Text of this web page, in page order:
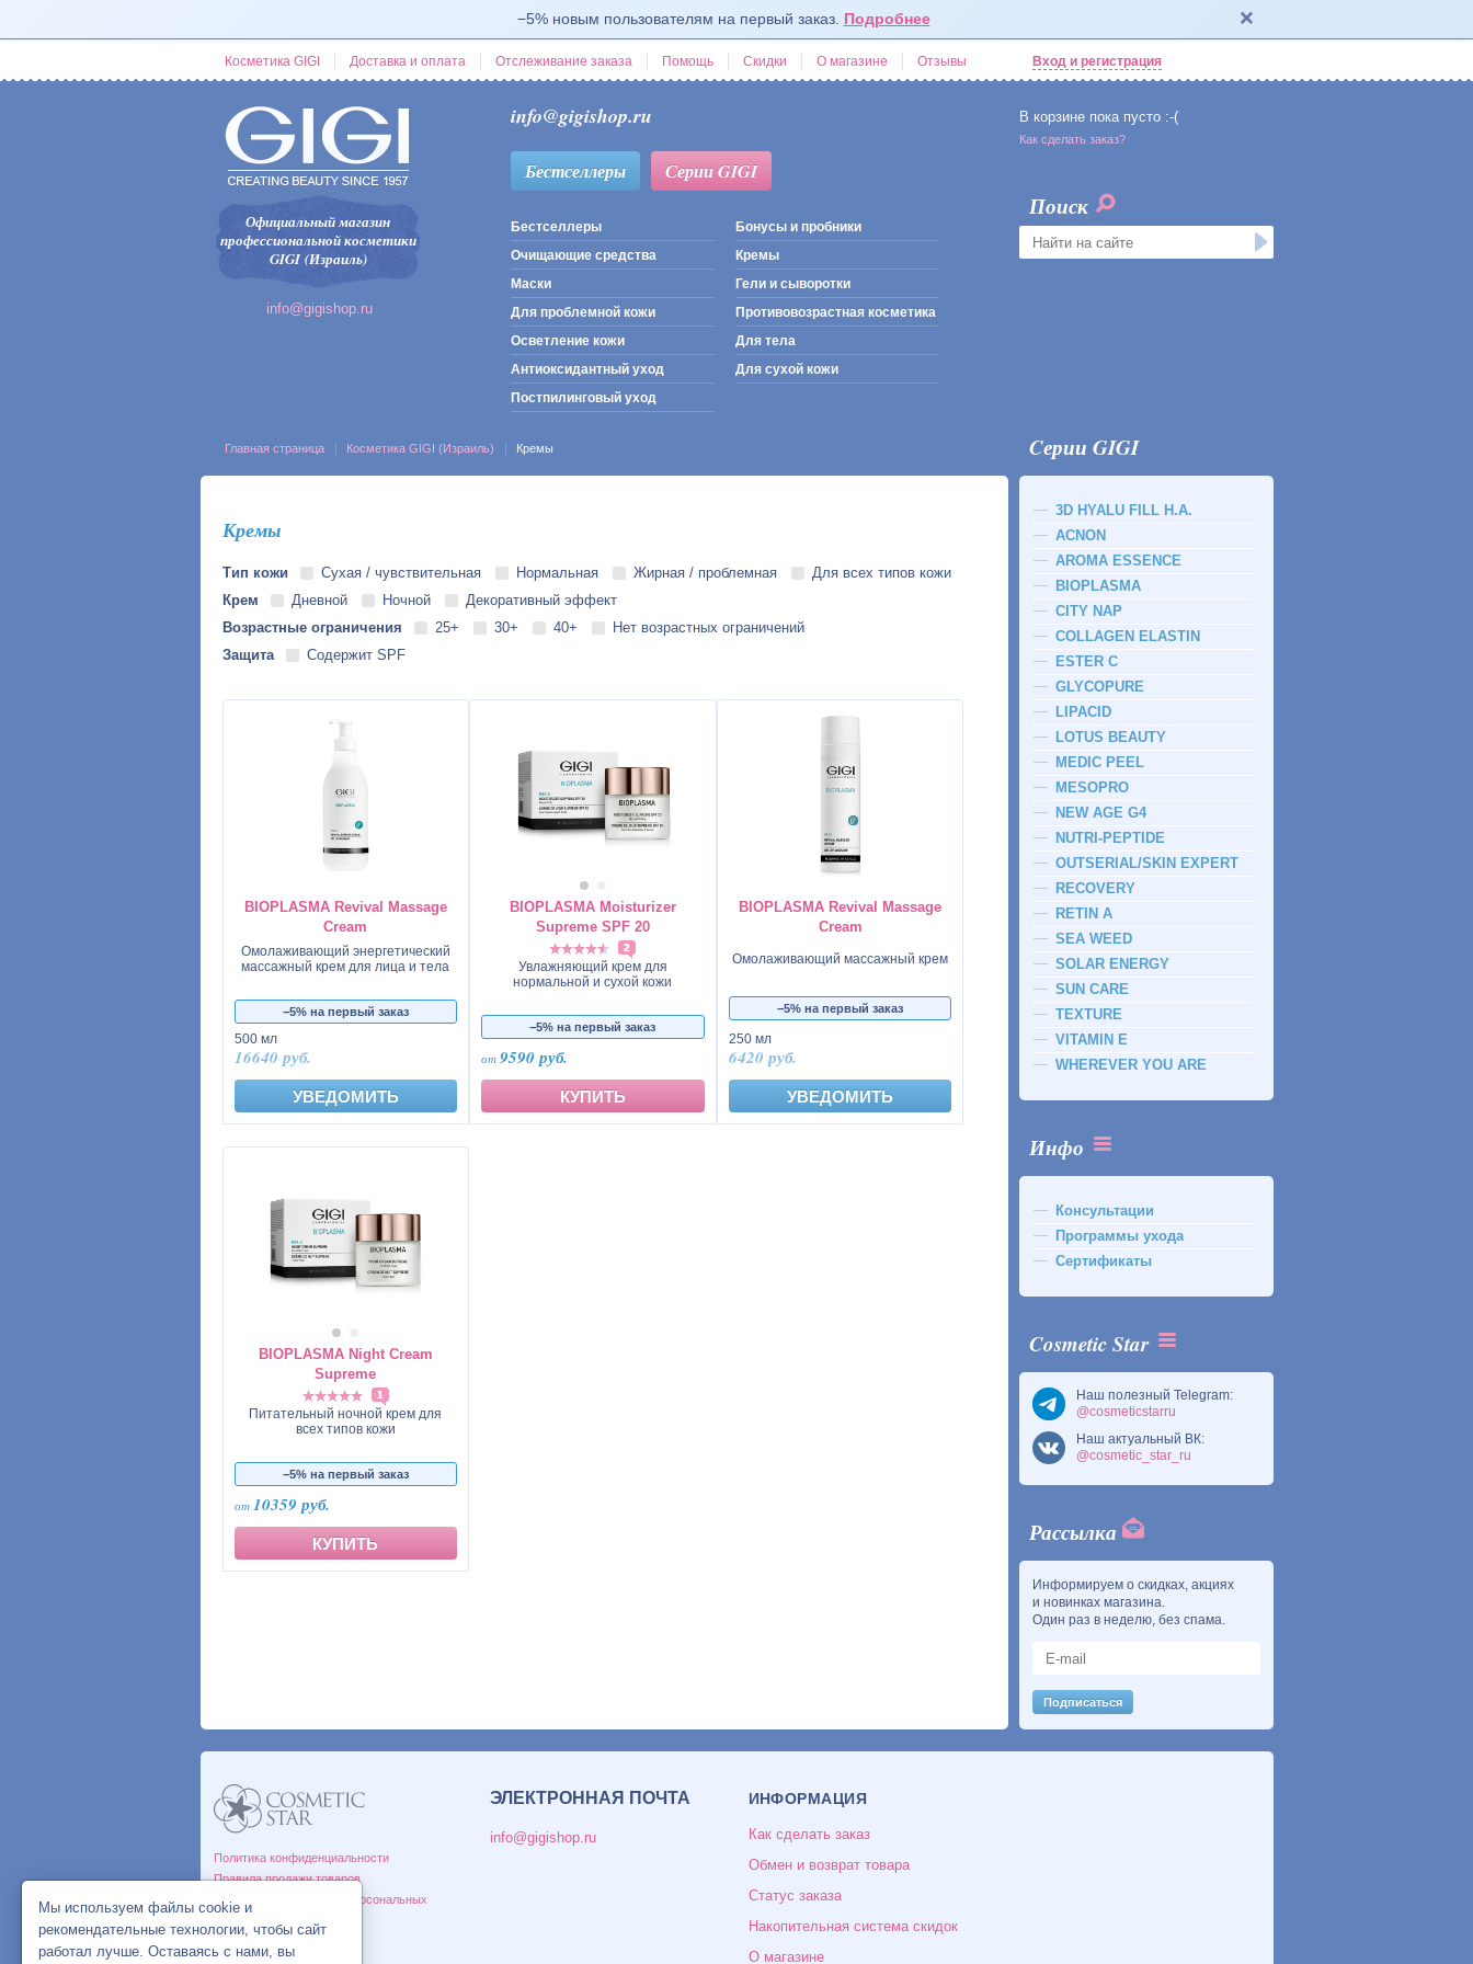
−5% новым пользователям на первый заказ. Подробнее
Вход и регистрация
Косметика GIGI Доставка и оплата Отслеживание заказа Помощь Скидки О магазине Отзывы
Официальный магазин
профессиональной косметики
GIGI (Израиль)
info@gigishop.ru
info@gigishop.ru
Бестселлеры Серии GIGI
Бестселлеры
Бонусы и пробники
Очищающие средства
Кремы
Маски
Гели и сыворотки
Для проблемной кожи
Противовозрастная косметика
Осветление кожи
Для тела
Антиоксидантный уход
Для сухой кожи
Постпилинговый уход
В корзине пока пусто :-(
Как сделать заказ?
Поиск
Главная страница Косметика GIGI (Израиль) Кремы
Кремы
Тип кожи Сухая / чувствительная Нормальная Жирная / проблемная
Для всех типов кожи
Крем
Дневной Ночной
Декоративный эффект
Возрастные ограничения
25+ 30+ 40+
Нет возрастных ограничений
Защита
Содержит SPF
BIOPLASMA Revival Massage
Cream
Омолаживающий энергетический
массажный крем для лица и тела
−5% на первый заказ
500 мл
16640 руб.
УВЕДОМИТЬ
BIOPLASMA Moisturizer
Supreme SPF 20
2
Увлажняющий крем для
нормальной и сухой кожи
−5% на первый заказ
9590 руб.
КУПИТЬ
BIOPLASMA Revival Massage
Cream
Омолаживающий массажный крем
−5% на первый заказ
250 мл
6420 руб.
УВЕДОМИТЬ
BIOPLASMA Night Cream
Supreme
1
Питательный ночной крем для
всех типов кожи
−5% на первый заказ
10359 руб.
КУПИТЬ
Cерии GIGI
3D HYALU FILL H.A.
ACNON
AROMA ESSENCE
BIOPLASMA
CITY NAP
COLLAGEN ELASTIN
ESTER C
GLYCOPURE
LIPACID
LOTUS BEAUTY
MEDIC PEEL
MESOPRO
NEW AGE G4
NUTRI-PEPTIDE
OUTSERIAL/SKIN EXPERT
RECOVERY
RETIN A
SEA WEED
SOLAR ENERGY
SUN CARE
TEXTURE
VITAMIN E
WHEREVER YOU ARE
Инфо
Консультации
Программы ухода
Сертификаты
Cosmetic Star
Наш полезный Telegram:
@cosmeticstarru
Наш актуальный ВК:
@cosmetic_star_ru
Рассылка
Информируем о скидках, акциях
и новинках магазина.
Один раз в неделю, без спама.
Политика конфиденциальности
Правила продажи товаров
Согласие на обработку персональных
данных
ЭЛЕКТРОННАЯ ПОЧТА
info@gigishop.ru
ИНФОРМАЦИЯ
Как сделать заказ
Обмен и возврат товара
Статус заказа
Накопительная система скидок
О магазине
Мы используем файлы cookie и
рекомендательные технологии, чтобы сайт
работал лучше. Оставаясь с нами, вы